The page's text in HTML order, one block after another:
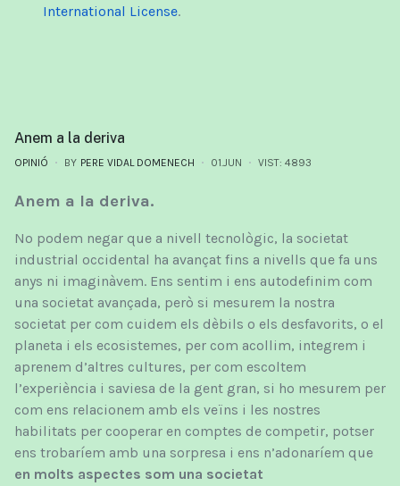
International License.
Anem a la deriva
OPINIÓ BY PERE VIDAL DOMENECH 01.JUN VIST: 4893
Anem a la deriva.
No podem negar que a nivell tecnològic, la societat
industrial occidental ha avançat fins a nivells que fa uns
anys ni imaginàvem. Ens sentim i ens autodefinim com
una societat avançada, però si mesurem la nostra
societat per com cuidem els dèbils o els desfavorits, o el
planeta i els ecosistemes, per com acollim, integrem i
aprenem d’altres cultures, per com escoltem
l’experiència i saviesa de la gent gran, si ho mesurem per
com ens relacionem amb els veïns i les nostres
habilitats per cooperar en comptes de competir, potser
ens trobaríem amb una sorpresa i ens n’adonaríem que
en molts aspectes som una societat